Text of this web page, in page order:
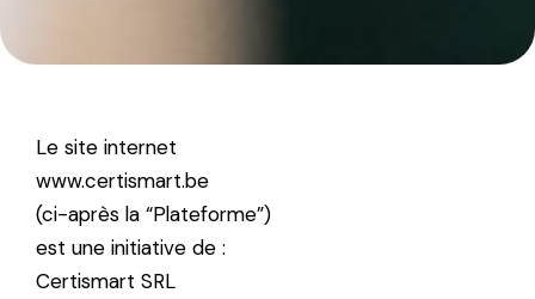
Le site internet
www.certismart.be
(ci-après la “Plateforme”)
est une initiative de :
Certismart SRL